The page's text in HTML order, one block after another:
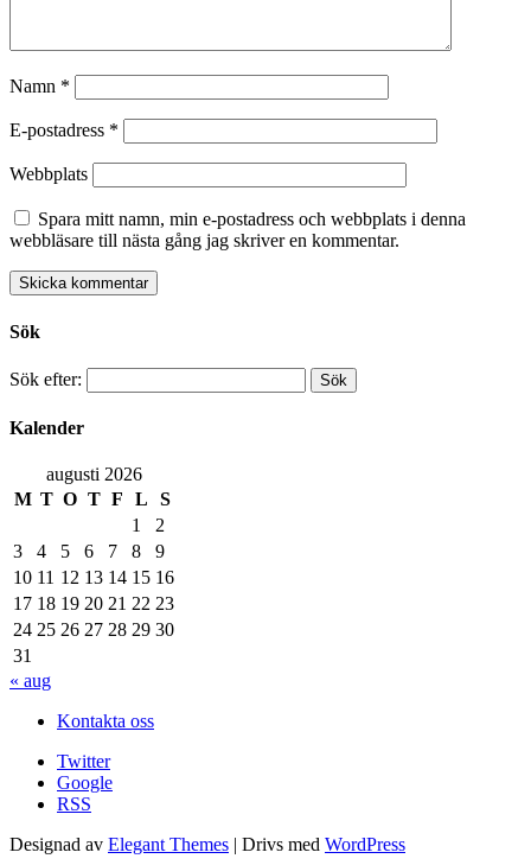
Namn *
E-postadress *
Webbplats
Spara mitt namn, min e-postadress och webbplats i denna
webbläsare till nästa gång jag skriver en kommentar.
Sök
Sök efter:
Kalender
augusti 2026
M T O T F L
S
1
2
3
4 5 6 7 8
9
10 11 12 13 14 15 16
17 18 19 20 21 22 23
24 25 26 27 28 29 30
31
« aug
Kontakta oss
Twitter
Google
RSS
Designad av Elegant Themes | Drivs med WordPress